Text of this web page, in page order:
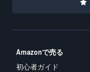
Amazonで売る
初心者ガイド